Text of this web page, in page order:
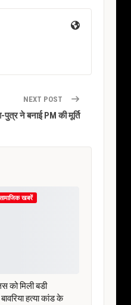
NEXT POST
ने बनाई PM की मूर्ति
खबरें
को मिली बडी
हत्या कांड के